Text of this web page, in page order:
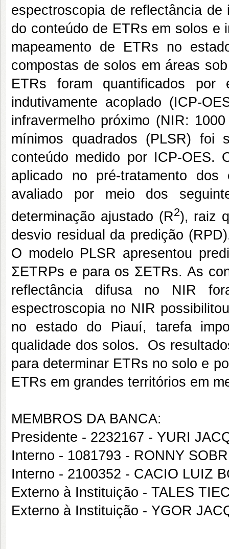
espectroscopia de reflectância
do conteúdo de ETRs em solos e
mapeamento de ETRs no
compostas de solos em áreas
ETRs foram quantificados por
indutivamente acoplado (ICP-
infravermelho próximo (NIR:
mínimos quadrados (PLSR) foi
conteúdo medido por ICP-OES.
aplicado no pré-tratamento
avaliado por meio dos
determinação ajustado (R2), raiz
desvio residual da predição
O modelo PLSR apresentou
ƩETRPs e para os ƩETRs. As
reflectância difusa no NIR
espectroscopia no NIR
no estado do Piauí, tarefa
qualidade dos solos. Os
para determinar ETRs no solo e
ETRs em grandes territórios em
MEMBROS DA BANCA:
Presidente - 2232167 - YURI
Interno - 1081793 - RONNY
Interno - 2100352 - CACIO LUIZ
Externo à Instituição - TALES
Externo à Instituição - YGOR